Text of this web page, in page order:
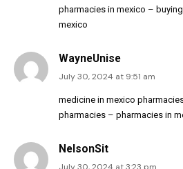
pharmacies in mexico –
mexico
WayneUnise
July 30, 2024 at 9:51 am
medicine in mexico
pharmacies – pharmacies in
NelsonSit
July 30, 2024 at 3:23 pm